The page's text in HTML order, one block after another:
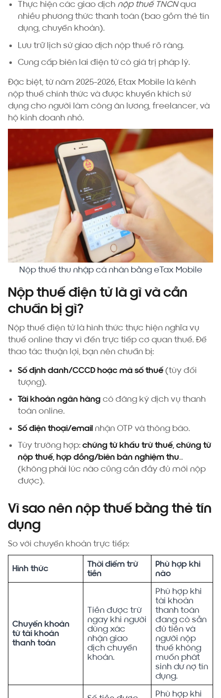
Thực hiện các giao dịch nộp thuế TNCNqua
nhiều phương thức thanh toán (bao gồm thẻ tín
dụng, chuyển khoản).
Lưu trữ lịch sử giao dịch nộp thuế rõ ràng.
Cung cấp biên lai điện tử có giá trị pháp lý.
Đặc biệt, từ năm 2025-2026, Etax Mobile là kênh
nộp thuế chính thức và được khuyến khích sử
dụng cho người làm công ăn lương, freelancer, và
hộ kinh doanh nhỏ.
Nộp thuế thu nhập cá nhân bằng eTax Mobile
Nộp thuế điện tử là gì và cần
chuẩn bị gì?
Nộp thuế điện tử là hình thức thực hiện nghĩa vụ
thuế online thay vì đến trực tiếp cơ quan thuế. Để
thao tác thuận lợi, bạn nên chuẩn bị:
Số định danh/CCCD hoặc mã số thuế(tùy đối
tượng).
Tài khoản ngân hàngcó đăng ký dịch vụ thanh
toán online.
Số điện thoại/email nhận OTP và thông báo.
Tùy trường hợp:chứng từ khấu trừ thuế, chứng từ
nộp thuế, hợp đồng/biên bản nghiệm thu…
(không phải lúc nào cũng cần đầy đủ mới nộp
được).
Vì sao nên nộp thuế bằng thẻ tín
dụng
So với chuyển khoản trực tiếp:
Hình thức
Thời điểm trừ
tiền
Phù hợp khi
nào
Chuyển khoản
từ tài khoản
thanh toán
Tiền được trừ
ngay khi người
dùng xác
nhận giao
dịch chuyển
khoản.
Phù hợp khi
tài khoản
thanh toán
đang có sẵn
đủ tiền và
người nộp
thuế không
muốn phát
sinh dư nợ tín
dụng.
Phù hợp khi